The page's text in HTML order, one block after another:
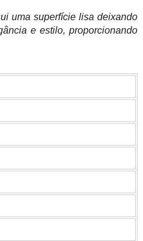
uma superfície lisa deixando
e estilo, proporcionando